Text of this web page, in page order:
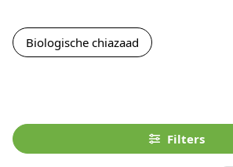
Notenshop biedt u heerlijke chia
biologische teelt in onze categorie
Biologische chiazaad
Filters